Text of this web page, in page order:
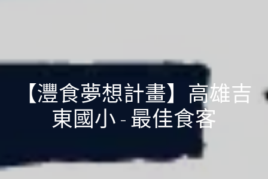
【灃食夢想計畫】高雄吉
東國小 - 最佳食客